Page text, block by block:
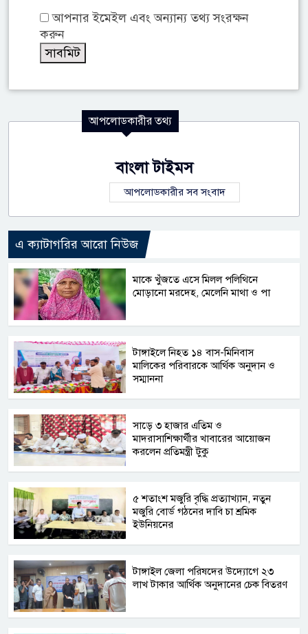
আপনার ইমেইল এবং অন্যান্য তথ্য সংরক্ষন
করুন
আপলোডকারীর তথ্য
বাংলা টাইমস
আপলোডকারীর সব সংবাদ
এ ক্যাটাগরির আরো নিউজ
মাকে খুঁজতে এসে মিলল পলিথিনে
মোড়ানো মরদেহ, মেলেনি মাথা ও পা
টাঙ্গাইলে নিহত ১৪ বাস-মিনিবাস
মালিকের পরিবারকে আর্থিক অনুদান ও
সম্মাননা
সাড়ে ৩ হাজার এতিম ও
মাদরাসাশিক্ষার্থীর খাবারের আয়োজন
করলেন প্রতিমন্ত্রী টুকু
৫ শতাংশ মজুরি বৃদ্ধি প্রত্যাখ্যান, নতুন
মজুরি বোর্ড গঠনের দাবি চা শ্রমিক
ইউনিয়নের
টাঙ্গাইল জেলা পরিষদের উদ্যোগে ২৩
লাখ টাকার আর্থিক অনুদানের চেক বিতরণ